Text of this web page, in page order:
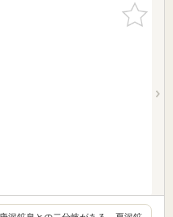
お気に入
りに追加